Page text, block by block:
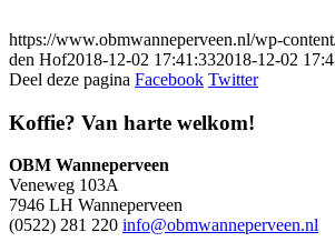
https://www.obmwanneperveen.nl/wp-
den Hof2018-12-02 17:41:332018-12-02
Deel deze pagina Facebook Twitter
Koffie? Van harte welkom!
OBM Wanneperveen
Veneweg 103A
7946 LH Wanneperveen
(0522) 281 220 info@obmwanneperveen.nl